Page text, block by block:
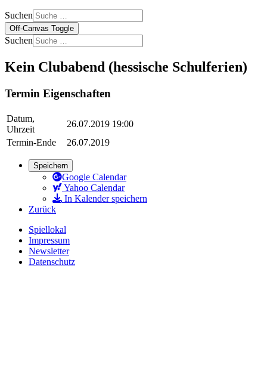
Suchen
Off-Canvas Toggle
Suchen
Kein Clubabend (hessische Schulferien)
Termin Eigenschaften
Datum,
Uhrzeit
26.07.2019 19:00
Termin-Ende
26.07.2019
Speichern
Google Calendar
Yahoo Calendar
In Kalender speichern
Zurück
Spiellokal
Impressum
Newsletter
Datenschutz